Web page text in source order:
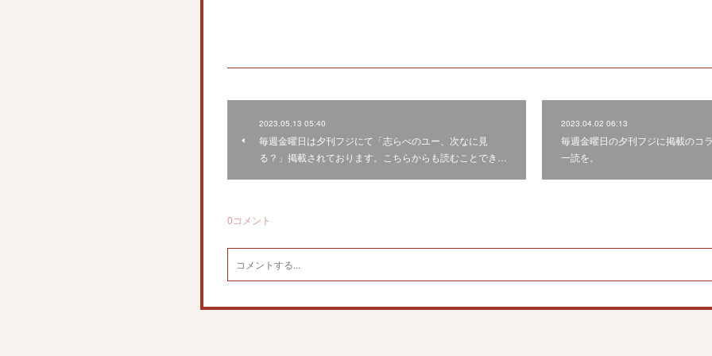
2023.05.13 05:40
毎週金曜日は夕刊フジにて「志らべのユー、次なに見
る？」掲載されております。こちらからも読むことでき…
2023.04.02 06:13
毎週金曜日の夕刊フジに掲載のコ
一読を。
0コメント